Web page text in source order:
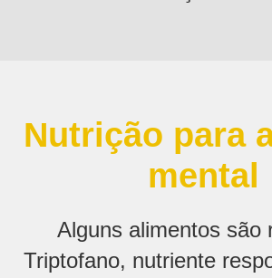
Nutrição para
mental
Alguns alimentos são
Triptofano, nutriente